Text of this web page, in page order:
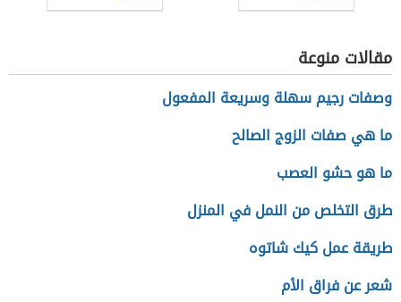
مقالات منوعة
وصفات رجيم سهلة وسريعة المفعول
ما هي صفات الزوج الصالح
ما هو حشو العصب
طرق التخلص من النمل في المنزل
طريقة عمل كيك شاتوه
شعر عن فراق الأم